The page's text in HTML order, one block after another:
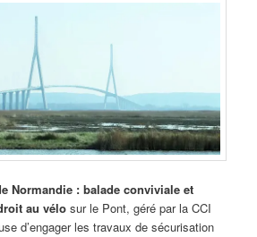
Normandie : balade conviviale et
au vélo sur le Pont, géré par la CCI
d’engager les travaux de sécurisation